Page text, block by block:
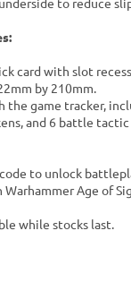
card with slot
by 210mm.
the game tracker,
and 6 battle tactic
to unlock
Age of
while stocks last.